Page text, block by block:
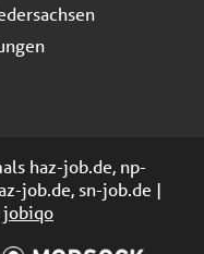
haz-job.de, np-
job.de, sn-job.de |
jobiqo